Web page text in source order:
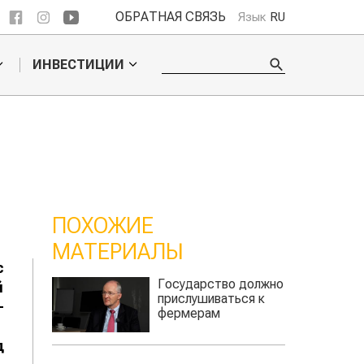
ОБРАТНАЯ СВЯЗЬ Язык RU
ИНВЕСТИЦИИ
ПОХОЖИЕ
МАТЕРИАЛЫ
должно
Экспорт
казахстанского
ячменя под угрозой